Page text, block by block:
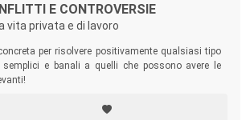
E CONTROVERSIE
vita privata e di lavoro
per risolvere positivamente qualsiasi tipo
e banali a quelli che possono avere le